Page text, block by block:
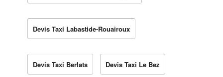
Devis Taxi Labastide-Rouairoux
Devis Taxi Berlats Devis Taxi Le Bez